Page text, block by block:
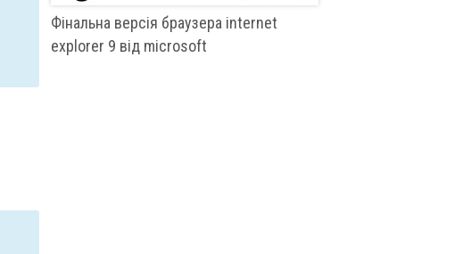
Фінальна версія браузера internet
explorer 9 від microsoft